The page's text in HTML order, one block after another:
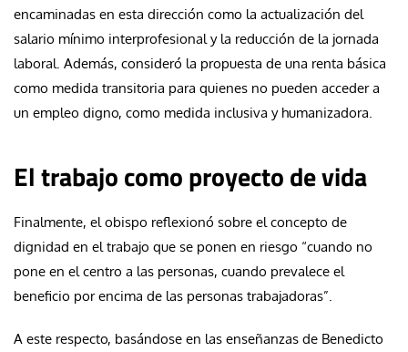
encaminadas en esta dirección como la actualización del
salario mínimo interprofesional y la reducción de la jornada
laboral. Además, consideró la propuesta de una renta básica
como medida transitoria para quienes no pueden acceder a
un empleo digno, como medida inclusiva y humanizadora.
El trabajo como proyecto de vida
Finalmente, el obispo reflexionó sobre el concepto de
dignidad en el trabajo que se ponen en riesgo “cuando no
pone en el centro a las personas, cuando prevalece el
beneficio por encima de las personas trabajadoras”.
A este respecto, basándose en las enseñanzas de Benedicto